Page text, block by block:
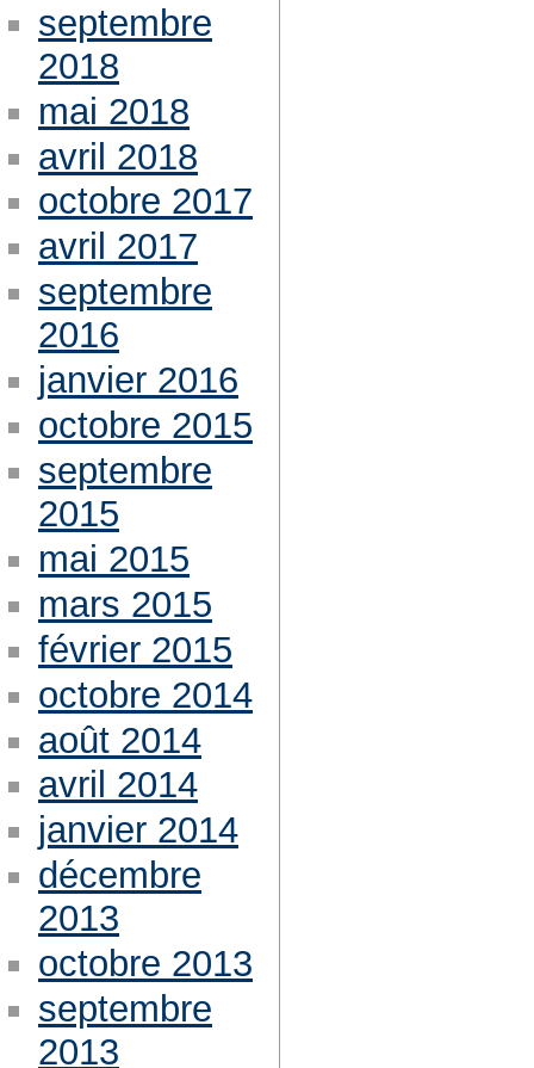
septembre
2018
mai 2018
avril 2018
octobre 2017
avril 2017
septembre
2016
janvier 2016
octobre 2015
septembre
2015
mai 2015
mars 2015
février 2015
octobre 2014
août 2014
avril 2014
janvier 2014
décembre
2013
octobre 2013
septembre
2013